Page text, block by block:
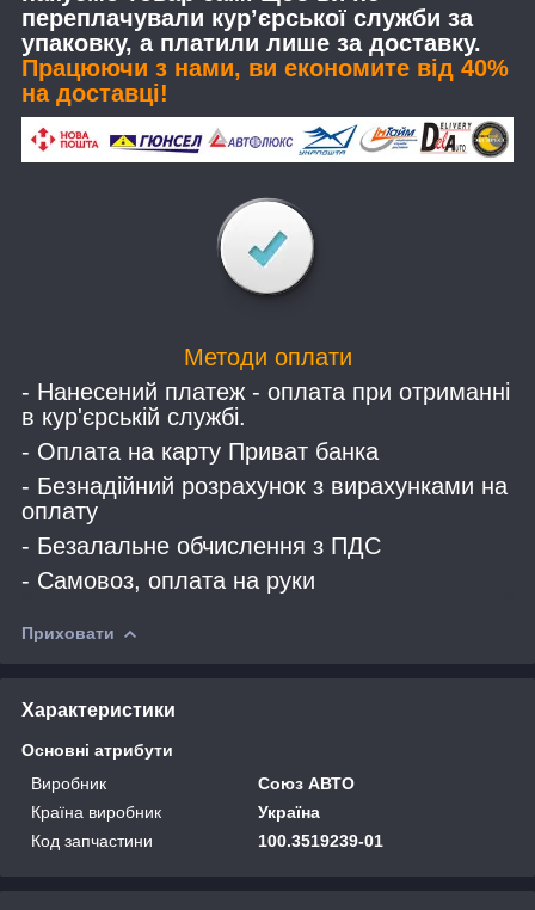
переплачували кур’єрської служби за
упаковку, а платили лише за доставку.
Працюючи з нами, ви економите від 40%
на доставці!
Методи оплати
- Нанесений платеж - оплата при отриманні
в кур'єрській службі.
- Оплата на карту Приват банка
- Безнадійний розрахунок з вирахунками на
оплату
- Безалальне обчислення з ПДС
- Самовоз, оплата на руки
Приховати
Характеристики
Основні атрибути
Виробник
Союз АВТО
Країна виробник
Україна
Код запчастини
100.3519239-01